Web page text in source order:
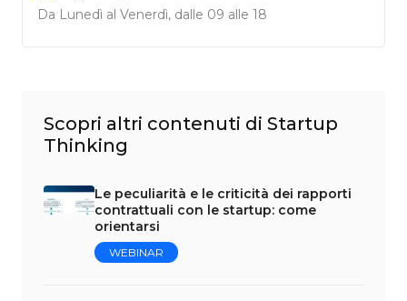
Da Lunedì al Venerdì, dalle 09 alle 18
Scopri altri contenuti di Startup
Thinking
Le peculiarità e le criticità dei rapporti
contrattuali con le startup: come
orientarsi
WEBINAR